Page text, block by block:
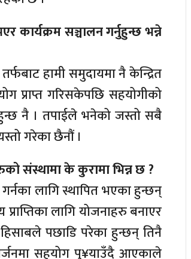
कार्यक्रम सञ्चालन गर्नुहुन्छ भन्ने
हामी समुदायमा नै केन्द्रित
प्राप्त गरिसकेपछि सहयोगीको
हुन्छ नै । तपाईले भनेको जस्तो सबै
गरेका छैनौं ।
संस्थामा के कुरामा भिन्न छ ?
लागि स्थापित भएका हुन्छन्
लागि योजनाहरु बनाएर
हिसाबले पछाडि परेका हुन्छन् तिनै
सहयोग पु¥याउँदै आएकाले